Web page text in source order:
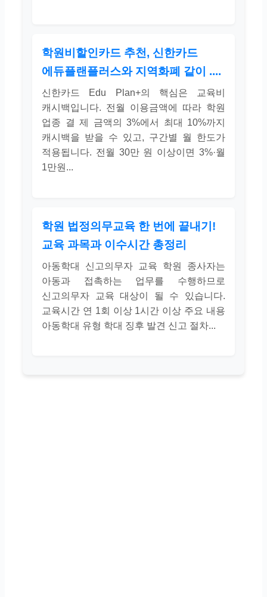
학원비할인카드 추천, 신한카드
에듀플랜플러스와 지역화폐 같이 ....
신한카드 Edu Plan+의 핵심은 교육비
캐시백입니다. 전월 이용금액에 따라 학원
업종 결 제 금액의 3%에서 최대 10%까지
캐시백을 받을 수 있고, 구간별 월 한도가
적용됩니다. 전월 30만 원 이상이면 3%·월
1만원...
학원 법정의무교육 한 번에 끝내기!
교육 과목과 이수시간 총정리
아동학대 신고의무자 교육 학원 종사자는
아동과 접촉하는 업무를 수행하므로
신고의무자 교육 대상이 될 수 있습니다.
교육시간 연 1회 이상 1시간 이상 주요 내용
아동학대 유형 학대 징후 발견 신고 절차...